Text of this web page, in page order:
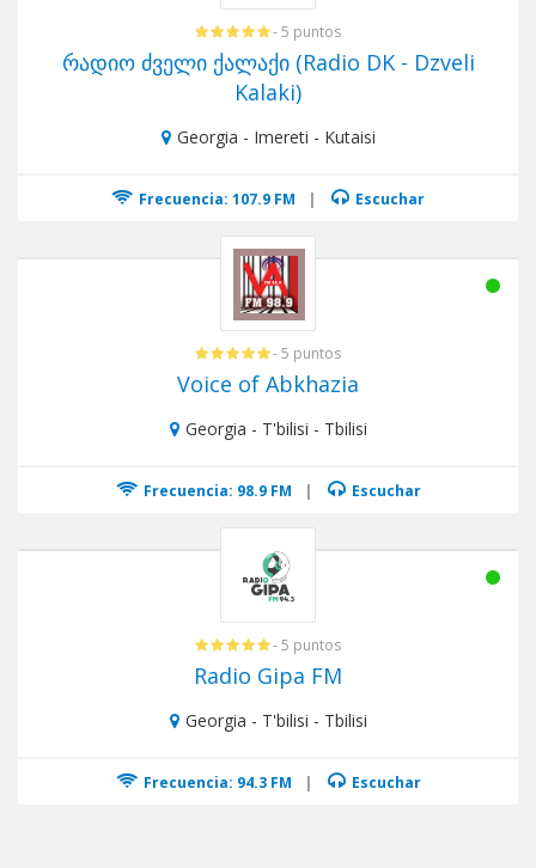
- 5 puntos
რადიო ძველი ქალაქი (Radio DK - Dzveli
Kalaki)
Georgia - Imereti - Kutaisi
Frecuencia: 107.9 FM | Escuchar
- 5 puntos
Voice of Abkhazia
Georgia - T'bilisi - Tbilisi
Frecuencia: 98.9 FM | Escuchar
- 5 puntos
Radio Gipa FM
Georgia - T'bilisi - Tbilisi
Frecuencia: 94.3 FM | Escuchar